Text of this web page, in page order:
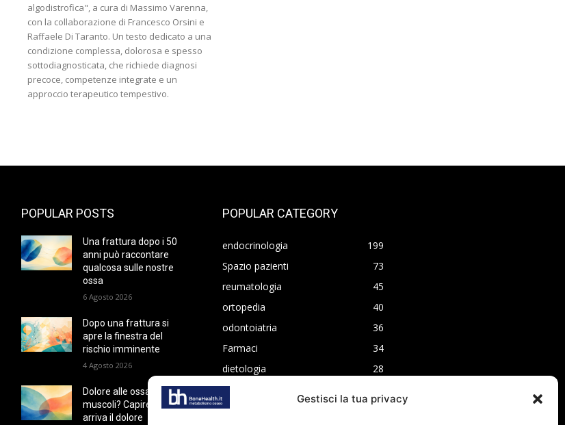
Gestisci la tua privacy
algodistrofica", a cura di Massimo Varenna,
con la collaborazione di Francesco Orsini e
Raffaele Di Taranto. Un testo dedicato a una
condizione complessa, dolorosa e spesso
sottodiagnosticata, che richiede diagnosi
precoce, competenze integrate e un
approccio terapeutico tempestivo.
POPULAR POSTS
Una frattura dopo i 50
anni può raccontare
qualcosa sulle nostre
ossa
6 Agosto 2026
Dopo una frattura si
apre la finestra del
rischio imminente
4 Agosto 2026
Dolore alle ossa o ai
muscoli? Capire da dove
arriva il dolore
POPULAR CATEGORY
endocrinologia
199
Spazio pazienti
73
reumatologia
45
ortopedia
40
odontoiatria
36
Farmaci
34
dietologia
28
oncologia